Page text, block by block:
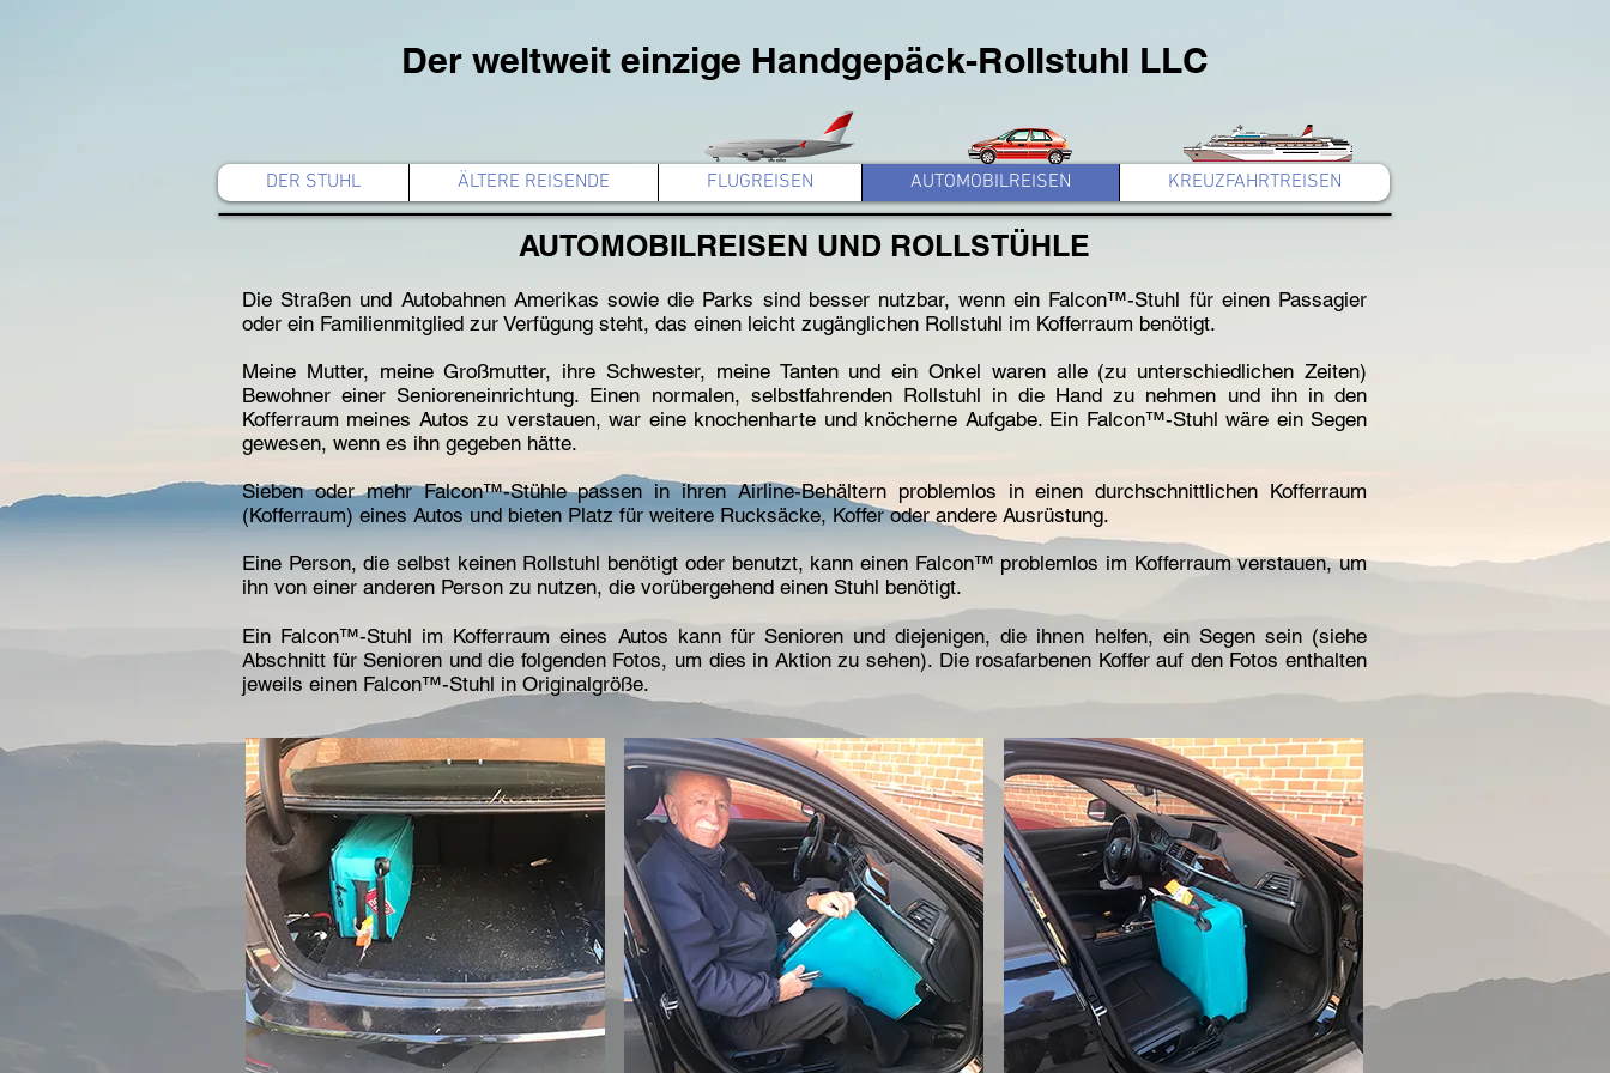
Der weltweit einzige Handgepäck-Rollstuhl LLC
AUTOMOBILREISEN UND ROLLSTÜHLE
Die Straßen und Autobahnen Amerikas sowie die Parks sind besser nutzbar, wenn ein Falcon™-Stuhl für einen Passagier
oder ein Familienmitglied zur Verfügung steht, das einen leicht zugänglichen Rollstuhl im Kofferraum benötigt.
Meine Mutter, meine Großmutter, ihre Schwester, meine Tanten und ein Onkel waren alle (zu unterschiedlichen Zeiten)
Bewohner einer Senioreneinrichtung. Einen normalen, selbstfahrenden Rollstuhl in die Hand zu nehmen und ihn in den
Kofferraum meines Autos zu verstauen, war eine knochenharte und knöcherne Aufgabe. Ein Falcon™-Stuhl wäre ein Segen
gewesen, wenn es ihn gegeben hätte.
Sieben oder mehr Falcon™-Stühle passen in ihren Airline-Behältern problemlos in einen durchschnittlichen Kofferraum
(Kofferraum) eines Autos und bieten Platz für weitere Rucksäcke, Koffer oder andere Ausrüstung.
Eine Person, die selbst keinen Rollstuhl benötigt oder benutzt, kann einen Falcon™ problemlos im Kofferraum verstauen, um
ihn von einer anderen Person zu nutzen, die vorübergehend einen Stuhl benötigt.
Ein Falcon™-Stuhl im Kofferraum eines Autos kann für Senioren und diejenigen, die ihnen helfen, ein Segen sein (siehe
Abschnitt für Senioren und die folgenden Fotos, um dies in Aktion zu sehen). Die rosafarbenen Koffer auf den Fotos enthalten
jeweils einen Falcon™-Stuhl in Originalgröße.
DER STUHL ÄLTERE REISENDE FLUGREISEN AUTOMOBILREISEN KREUZFAHRTREISEN